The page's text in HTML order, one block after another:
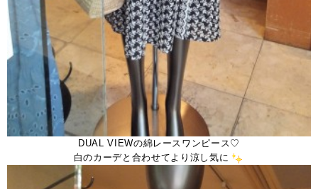
DUAL VIEWの綿レースワンピース♡
白のカーデと合わせてより涼し気に